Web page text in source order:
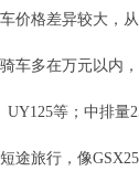
格差异较大，从
车多在万元以内
UY125等；中排量
途旅行，像